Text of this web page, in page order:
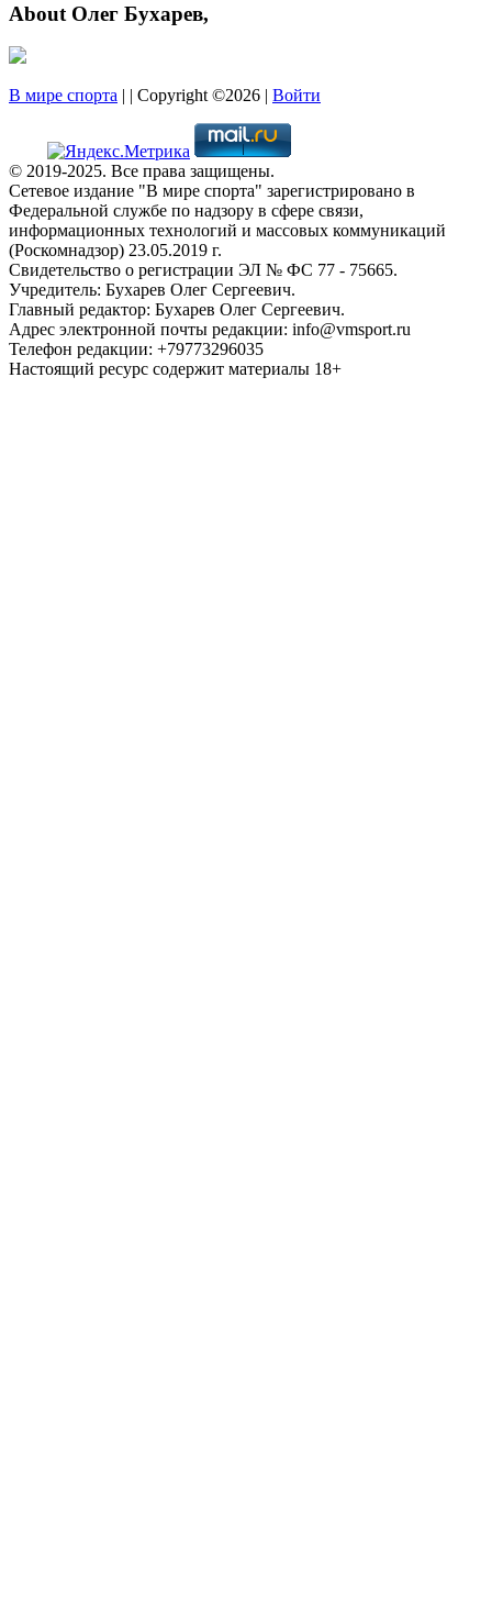
About Олег Бухарев,
В мире спорта | | Copyright ©2026 | Войти
© 2019-2025. Все права защищены.
Сетевое издание "В мире спорта" зарегистрировано в
Федеральной службе по надзору в сфере связи,
информационных технологий и массовых коммуникаций
(Роскомнадзор) 23.05.2019 г.
Свидетельство о регистрации ЭЛ № ФС 77 - 75665.
Учредитель: Бухарев Олег Сергеевич.
Главный редактор: Бухарев Олег Сергеевич.
Адрес электронной почты редакции: info@vmsport.ru
Телефон редакции: +79773296035
Настоящий ресурс содержит материалы 18+